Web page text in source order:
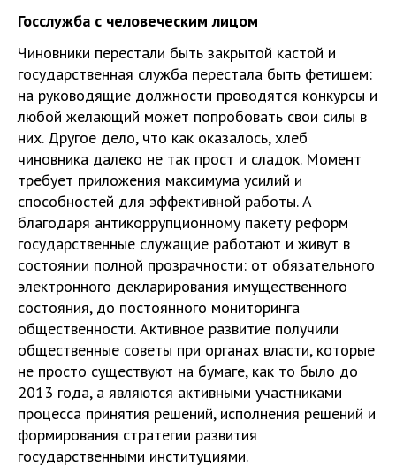
Госслужба с человеческим лицом
Чиновники перестали быть закрытой кастой и
государственная служба перестала быть фетишем:
на руководящие должности проводятся конкурсы и
любой желающий может попробовать свои силы в
них. Другое дело, что как оказалось, хлеб
чиновника далеко не так прост и сладок. Момент
требует приложения максимума усилий и
способностей для эффективной работы. А
благодаря антикоррупционному пакету реформ
государственные служащие работают и живут в
состоянии полной прозрачности: от обязательного
электронного декларирования имущественного
состояния, до постоянного мониторинга
общественности. Активное развитие получили
общественные советы при органах власти, которые
не просто существуют на бумаге, как то было до
2013 года, а являются активными участниками
процесса принятия решений, исполнения решений и
формирования стратегии развития
государственными институциями.